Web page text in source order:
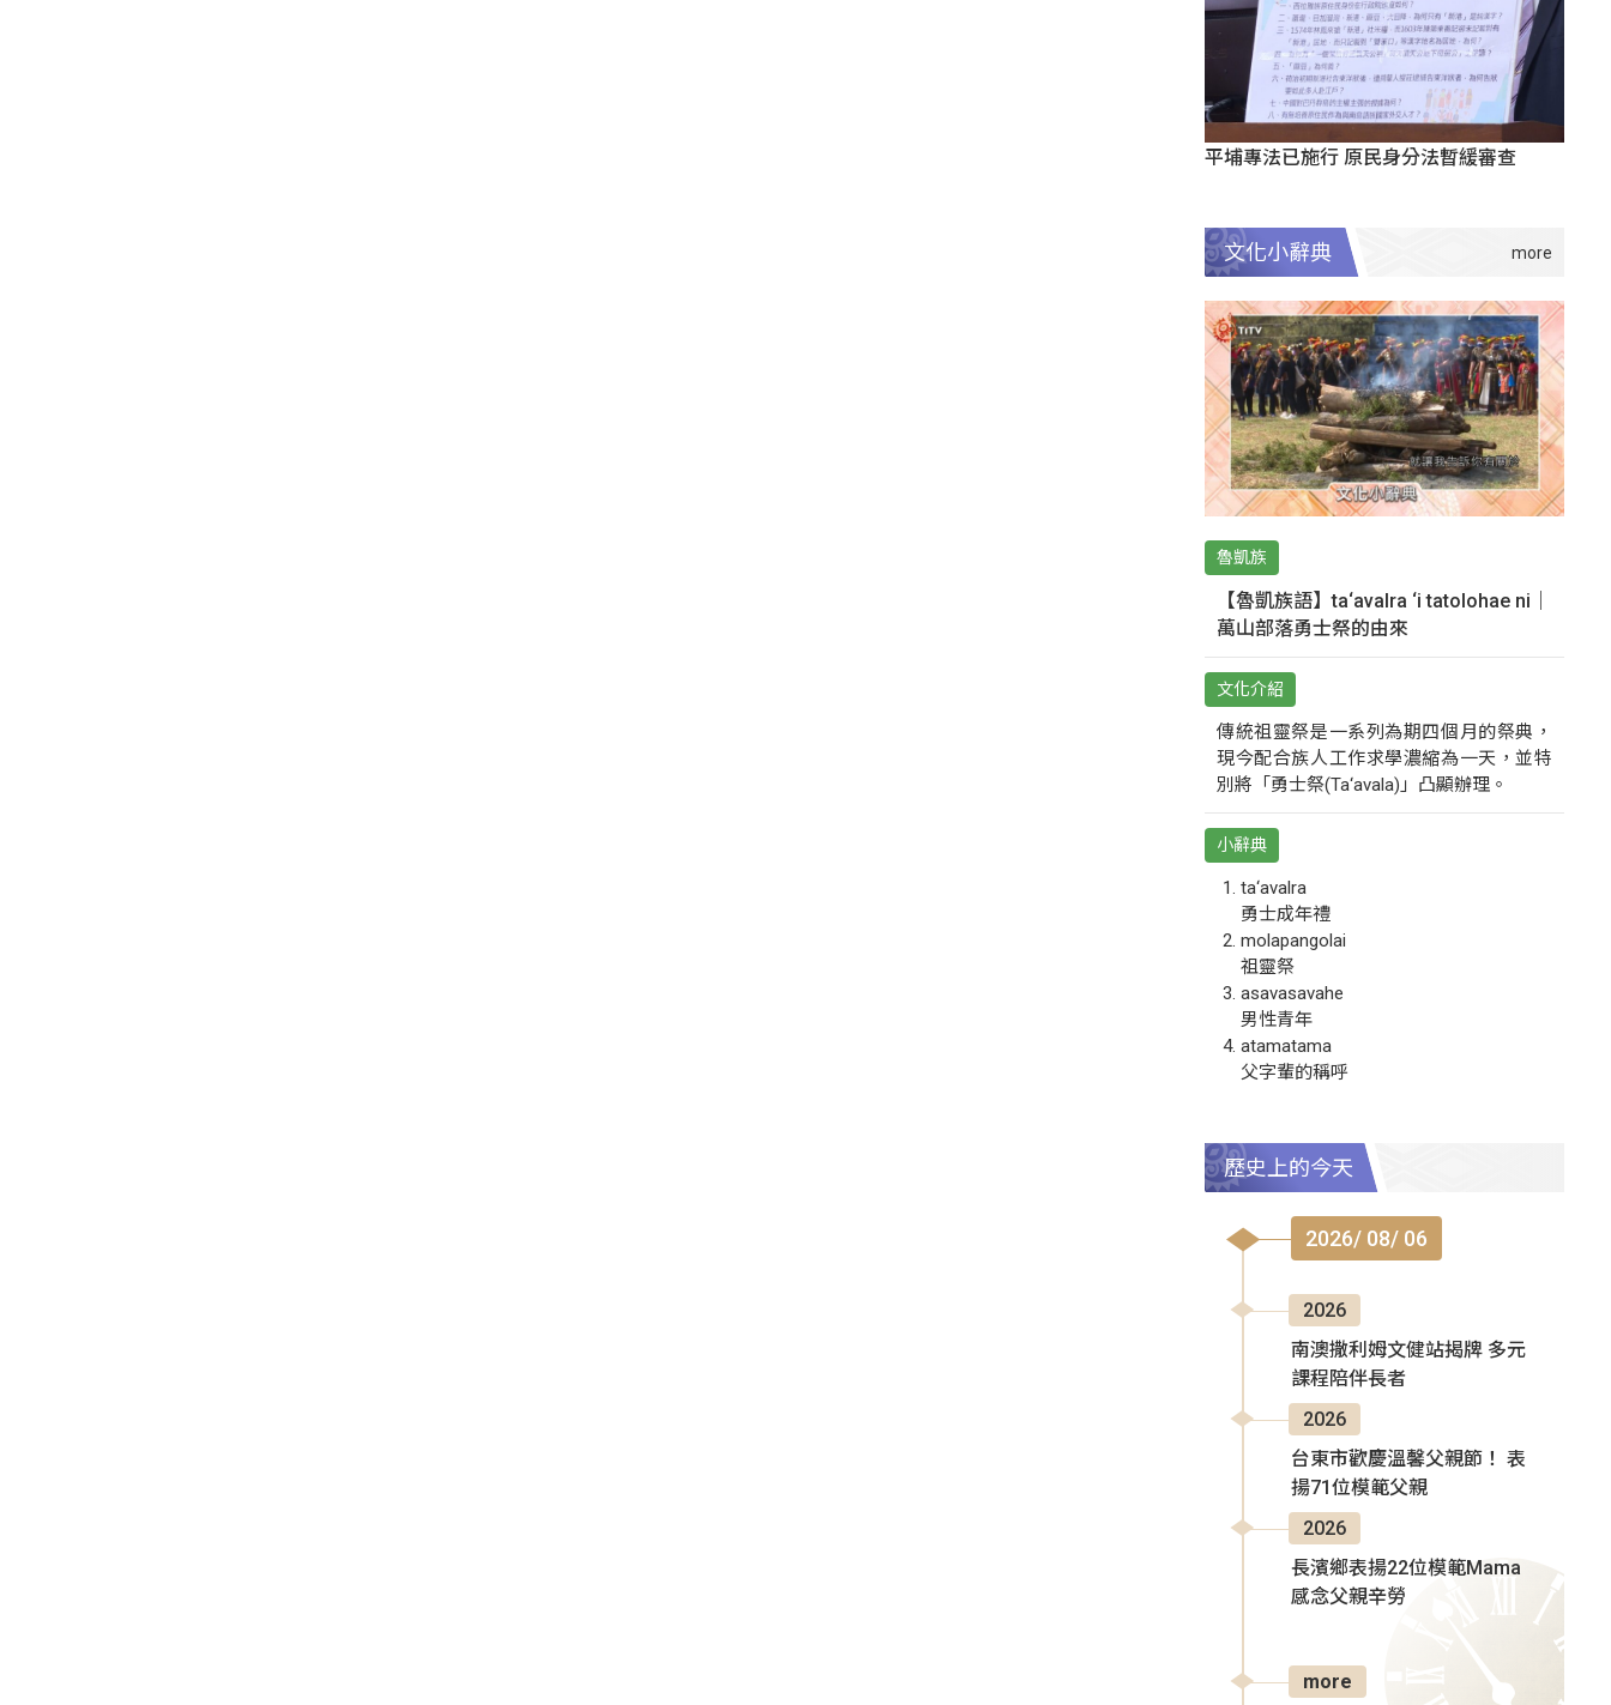
平埔專法已施行 原民身分法暫緩審查
文化小辭典
魯凱族
【魯凱族語】ta‘avalra ‘i tatolohae ni｜
萬山部落勇士祭的由來
文化介紹
傳統祖靈祭是一系列為期四個月的祭典，
現今配合族人工作求學濃縮為一天，並特
別將「勇士祭(Ta‘avala)」凸顯辦理。
小辭典
ta‘avalra
勇士成年禮
molapangolai
祖靈祭
asavasavahe
男性青年
atamatama
父字輩的稱呼
歷史上的今天
2026/ 08/ 06
2026
南澳撒利姆文健站揭牌 多元
課程陪伴長者
2026
台東市歡慶溫馨父親節！ 表
揚71位模範父親
2026
長濱鄉表揚22位模範Mama
感念父親辛勞
more